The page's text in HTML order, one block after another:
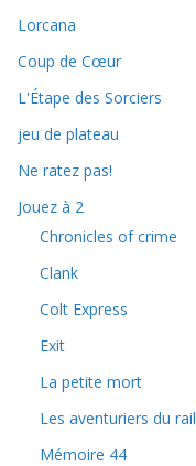
Lorcana
Coup de Cœur
L'Étape des Sorciers
jeu de plateau
Ne ratez pas!
Jouez à 2
Chronicles of crime
Clank
Colt Express
Exit
La petite mort
Les aventuriers du rail
Mémoire 44